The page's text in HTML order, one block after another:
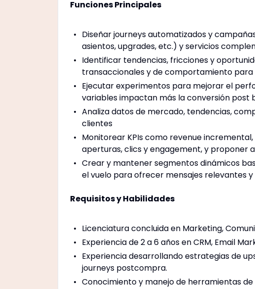
Funciones Principales
Diseñar journeys automatizados y
asientos, upgrades, etc.) y servicios
Identificar tendencias, fricciones y
transaccionales y de comportamiento para
Ejecutar experimentos para mejorar el
variables impactan más la conversión post
Analiza datos de mercado, tendencias,
clientes
Monitorear KPIs como revenue
aperturas, clics y engagement, y proponer
Crear y mantener segmentos dinámicos
el vuelo para ofrecer mensajes relevantes
Requisitos y Habilidades
Licenciatura concluida en Marketing,
Experiencia de 2 a 6 años en CRM, Email
Experiencia desarrollando estrategias de
journeys postcompra.
Conocimiento y manejo de herramientas